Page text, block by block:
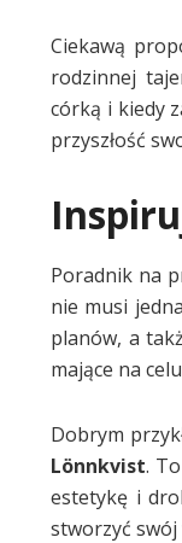
Ciekawą
rodzinnej
córką i kiedy
przyszłość
Poradnik na
nie musi
planów, a
mające na
Dobrym
Lönnkvist.
estetykę i
stworzyć